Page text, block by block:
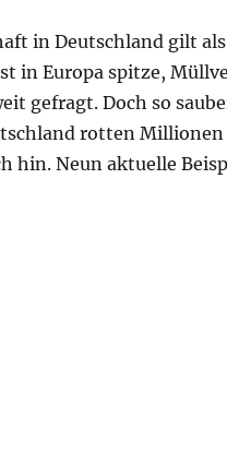
in Deutschland gilt
in Europa spitze,
gefragt. Doch so
rotten
hin. Neun aktuelle